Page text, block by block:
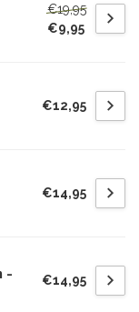
€19,95
€9,95
€12,95
€14,95
-
€14,95